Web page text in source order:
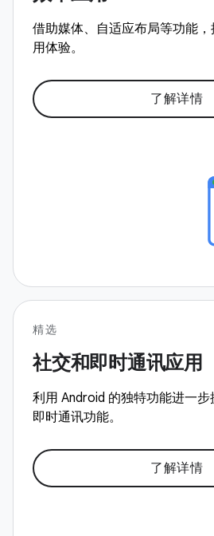
借助媒体、自适应布局等功能
用体验。
了解详情
精选
社交和即时通讯应用
利用 Android 的独特功能进一
即时通讯功能。
了解详情